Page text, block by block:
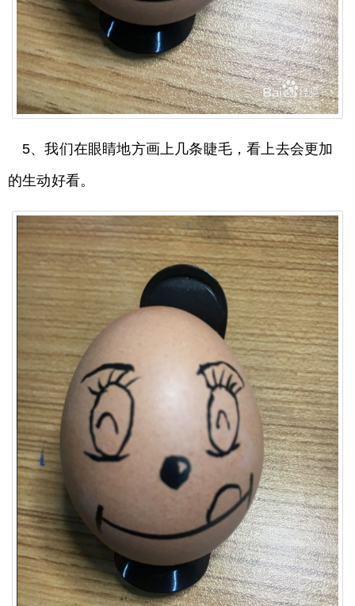
5、我们在眼睛地方画上几条睫毛，看上去会更加
的生动好看。